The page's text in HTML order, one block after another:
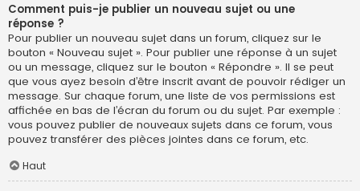
Comment puis-je publier un nouveau sujet ou une
réponse ?
Pour publier un nouveau sujet dans un forum, cliquez sur le
bouton « Nouveau sujet ». Pour publier une réponse à un sujet
ou un message, cliquez sur le bouton « Répondre ». Il se peut
que vous ayez besoin d’être inscrit avant de pouvoir rédiger un
message. Sur chaque forum, une liste de vos permissions est
affichée en bas de l’écran du forum ou du sujet. Par exemple :
vous pouvez publier de nouveaux sujets dans ce forum, vous
pouvez transférer des pièces jointes dans ce forum, etc.
Haut